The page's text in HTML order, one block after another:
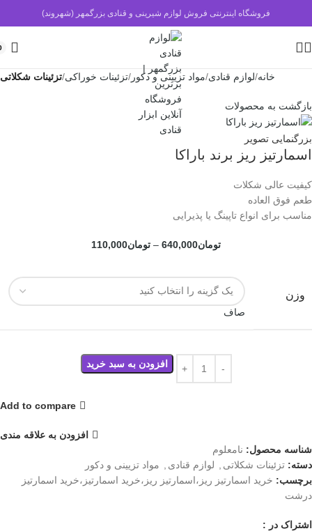
فروشگاه اینترنتی فروش لوازم شیرینی و قنادی بزرگمهر (شهروند)
خانه لوازم قنادی مواد تزیینی و دکور تزئینات خوراکی تزئینات شکلاتی
بازگشت به محصولات
بزرگنمایی تصویر
اسمارتیز ریز برند باراکا
کیفیت عالی شکلات
طعم فوق العاده
مناسب برای انواع تاپینگ یا پذیرایی
تومان640,000
– تومان110,000
وزن
صاف
افزودن به سبد خرید
Add to compare
افزودن به علاقه مندی
شناسه محصول: نامعلوم
دسته: تزئینات شکلاتی لوازم قنادی
مواد تزیینی و دکور
برچسب: خرید اسمارتیز ریز،اسمارتیز ریز،خرید اسمارتیز،خرید اسمارتیز
درشت
اشتراک در :